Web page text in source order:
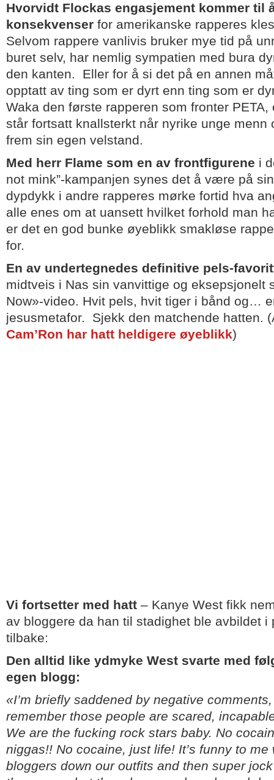
Hvorvidt Flockas engasjement kommer til
konsekvenser for amerikanske rapperes
Selvom rappere vanlivis bruker mye tid på
buret selv, har nemlig sympatien med bura
den kanten. Eller for å si det på en annen
opptatt av ting som er dyrt enn ting som er
Waka den første rapperen som fronter PETA,
står fortsatt knallsterkt når nyrike unge menn
frem sin egen velstand.
Med herr Flame som en av frontfigurene i
not mink”-kampanjen synes det å være på
dypdykk i andre rapperes mørke fortid hva
alle enes om at uansett hvilket forhold man
er det en god bunke øyeblikk smakløse
for.
En av undertegnedes definitive pels-
midtveis i Nas sin vanvittige og eksepsjonelt
Now»-video. Hvit pels, hvit tiger i bånd og…
jesusmetafor. Sjekk den matchende hatten.
Cam’Ron har hatt heldigere øyeblikk)
Vi fortsetter med hatt – Kanye West fikk
av bloggere da han til stadighet ble avbildet i
tilbake:
Den alltid like ydmyke West svarte med
egen blogg:
«I’m briefly saddened by negative
remember those people are scared,
We are the fucking rock stars baby. No
niggas!! No cocaine, just life! It’s funny to me
bloggers down our outfits and then super